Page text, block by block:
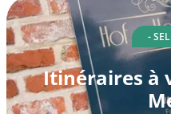
-
Itinéraires à